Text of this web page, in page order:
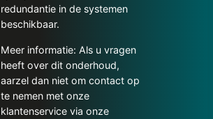
redundantie in de systemen
beschikbaar.
Meer informatie: Als u vragen
heeft over dit onderhoud,
aarzel dan niet om contact op
te nemen met onze
klantenservice via onze